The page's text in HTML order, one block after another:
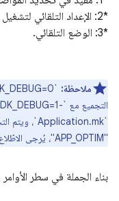
*2: الإعداد التلقائي لتشغيل
*3: الوضع التلقائي.
ملاحظة:
"APP_OPTIM"، يُرجى الاطّلاع على
بناء الجملة في سطر